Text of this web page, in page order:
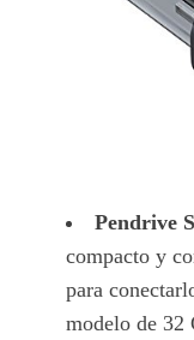
Pendrive
compacto y
para
modelo de 32